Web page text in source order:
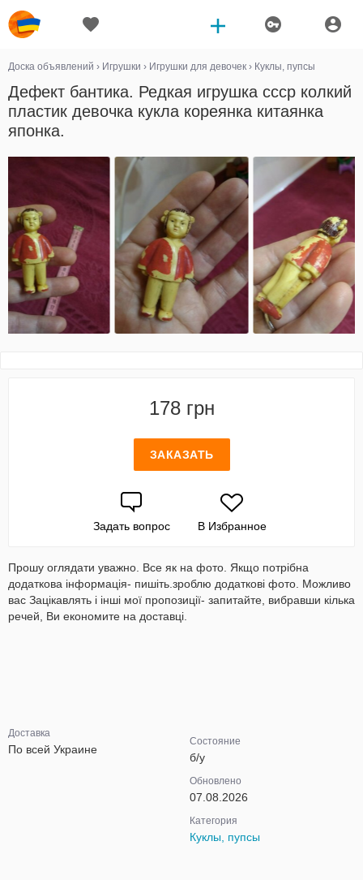
Доска объявлений › Игрушки › Игрушки для девочек › Куклы, пупсы
Дефект бантика. Редкая игрушка ссср колкий
пластик девочка кукла кореянка китаянка
японка.
178 грн
ЗАКАЗАТЬ
Задать вопрос В Избранное
Прошу оглядати уважно. Все як на фото. Якщо потрібна
додаткова інформація- пишіть.зроблю додаткові фото. Можливо
вас Зацікавлять і інші мої пропозиції- запитайте, вибравши кілька
речей, Ви економите на доставці.
Доставка
По всей Украине
Состояние
б/у
Обновлено
07.08.2026
Категория
Куклы, пупсы